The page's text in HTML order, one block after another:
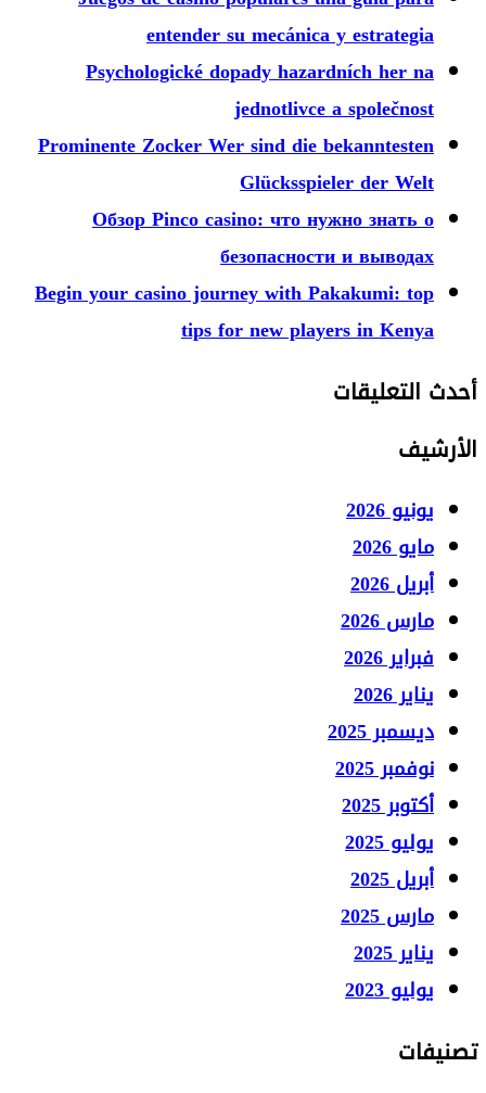
entender su mecánica y estrategia
Psychologické dopady hazardních her na
jednotlivce a společnost
Prominente Zocker Wer sind die bekanntesten
Glücksspieler der Welt
Обзор Pinco casino: что нужно знать о
безопасности и выводах
Begin your casino journey with Pakakumi: top
tips for new players in Kenya
أحدث التعليقات
الأرشيف
يونيو 2026
مايو 2026
أبريل 2026
مارس 2026
فبراير 2026
يناير 2026
ديسمبر 2025
نوفمبر 2025
أكتوبر 2025
يوليو 2025
أبريل 2025
مارس 2025
يناير 2025
يوليو 2023
تصنيفات